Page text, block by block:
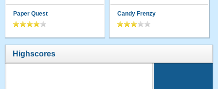
Paper Quest Candy Frenzy
Highscores